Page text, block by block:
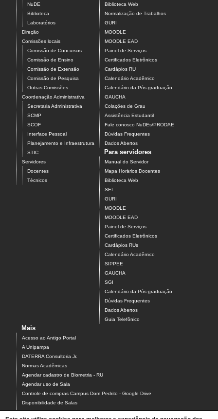
NuDE
Biblioteca
Laboratórios
Direção
Comissões locais
Comissão de Concursos
Comissão de Ensino
Comissão de Extensão
Comissão de Pesquisa
Outras Comissões
Coordenação Administrativa
Secretaria Administrativa
SCMP
SCOF
Interface Pessoal
Planejamento e Infraestrutura
STIC
Servidores
Docentes
Técnicos
Biblioteca Web
Normalização de Trabalhos
GURI
MOODLE
MOODLE EAD
Painel de Serviços
Certificados Eletrônicos
Cardápios RU
Calendário Acadêmico
Calendário da Pós-graduação
GAUCHA
Colações de Grau
Assistência Estudantil
Fale conosco NuDEs/PRODAE
Dúvidas Frequentes
Dados Abertos
Para servidores
Manual do Servidor
Mapa Horários Docentes
Biblioteca Web
SEI
GURI
MOODLE
MOODLE EAD
Painel de Serviços
Certificados Eletrônicos
Cardápios RUs
Calendário Acadêmico
SIPPEE
GAUCHA
SGI
Calendário da Pós-graduação
Dúvidas Frequentes
Dados Abertos
Guia Telefônico
Mais
Acesso ao Antigo Portal
A Unipampa
DATERRA Consultoria Jr.
Normas Acadêmicas
Agendar cadastro de Biometria - RU
Agendar uso de Sala
Controle de compras Campus Dom Pedrito - Google Drive
Disponibilidade de Salas
Estágios